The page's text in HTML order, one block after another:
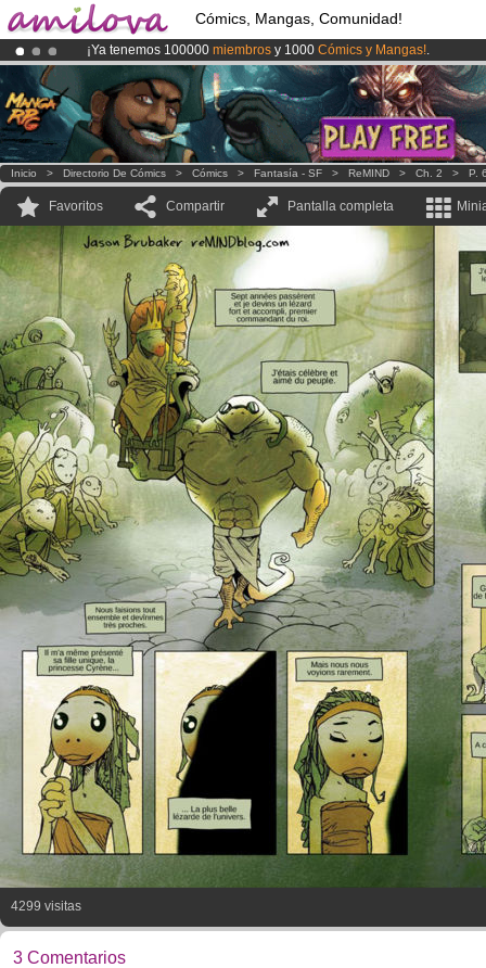
Cómics, Mangas, Comunidad!
¡Ya tenemos 100000 miembros y 1000 Cómics y Mangas!.
¡Conviertete en Premium por3.95 eurosal mes!Hazte Premium ya
El Kickstarter Amilova está desormado lanzado!.
Inicio > Directorio De Cómics > Cómics > Fantasía - SF > ReMIND > Ch. 2 > P.
Favoritos Compartir Pantalla completa
4299 visitas
3 Comentarios